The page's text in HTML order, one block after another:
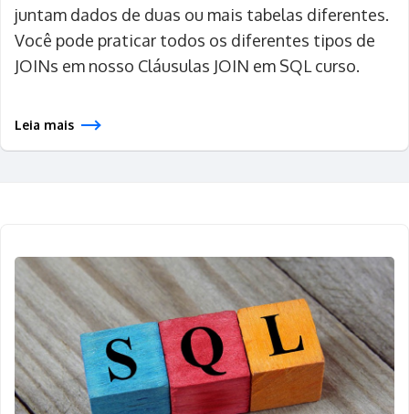
juntam dados de duas ou mais tabelas diferentes.
Você pode praticar todos os diferentes tipos de
JOINs em nosso Cláusulas JOIN em SQL curso.
Leia mais